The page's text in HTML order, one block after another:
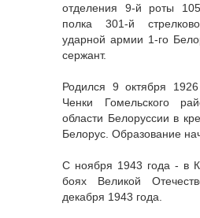
отделения 9-й роты
полка 301-й
ударной армии 1-го
сержант.
Родился 9 октября
Ченки Гомельского
области Белоруссии в
Белорус. Образование
С ноября 1943 года - в
боях Великой
декабря 1943 года.